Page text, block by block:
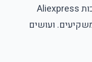
משתתפים. אפילו הדוד הספקן. בזכות Aliexpress
ועושים